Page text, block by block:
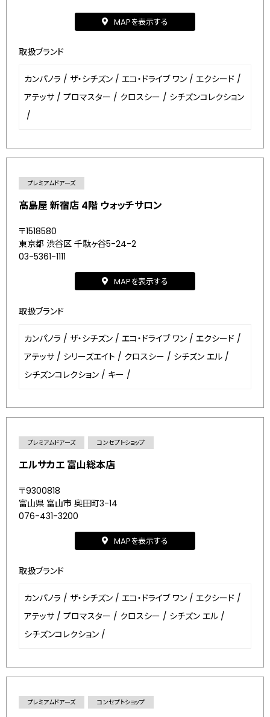
MAPを表示する
取扱ブランド
カンパノラ / ザ・シチズン / エコ・ドライブ ワン / エクシード /
アテッサ / プロマスター / クロスシー / シチズンコレクション
/
プレミアムドアーズ
髙島屋 新宿店 4階 ウォッチサロン
〒1518580
東京都 渋谷区 千駄ヶ谷5-24-2
03-5361-1111
MAPを表示する
取扱ブランド
カンパノラ / ザ・シチズン / エコ・ドライブ ワン / エクシード /
アテッサ / シリーズエイト / クロスシー / シチズン エル /
シチズンコレクション / キー /
プレミアムドアーズ コンセプトショップ
エルサカエ 富山総本店
〒9300818
富山県 富山市 奥田町3-14
076-431-3200
MAPを表示する
取扱ブランド
カンパノラ / ザ・シチズン / エコ・ドライブ ワン / エクシード /
アテッサ / プロマスター / クロスシー / シチズン エル /
シチズンコレクション /
プレミアムドアーズ コンセプトショップ